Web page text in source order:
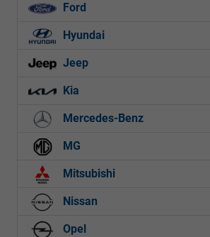
Ford
Hyundai
Jeep
Kia
Mercedes-Benz
MG
Mitsubishi
Nissan
Opel